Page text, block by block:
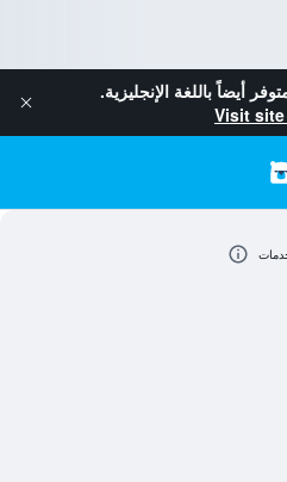
أيضاً باللغة الإنجليزية.
Visit